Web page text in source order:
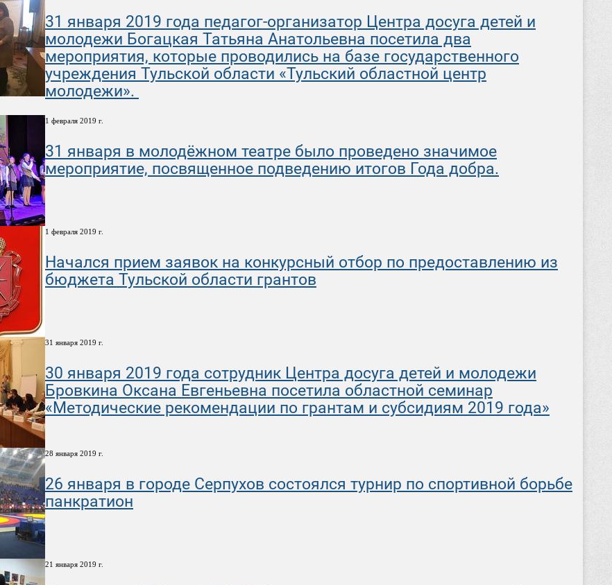
31 января 2019 года педагог-организатор Центра досуга детей и
молодежи Богацкая Татьяна Анатольевна посетила два
мероприятия, которые проводились на базе государственного
учреждения Тульской области «Тульский областной центр
молодежи».
1 февраля 2019 г.
31 января в молодёжном театре было проведено значимое
мероприятие, посвященное подведению итогов Года добра.
1 февраля 2019 г.
Начался прием заявок на конкурсный отбор по предоставлению из
бюджета Тульской области грантов
31 января 2019 г.
30 января 2019 года сотрудник Центра досуга детей и молодежи
Бровкина Оксана Евгеньевна посетила областной семинар
«Методические рекомендации по грантам и субсидиям 2019 года»
28 января 2019 г.
26 января в городе Серпухов состоялся турнир по спортивной борьбе
панкратион
21 января 2019 г.